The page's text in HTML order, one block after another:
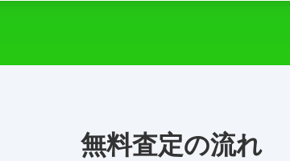
無料査定の流れ